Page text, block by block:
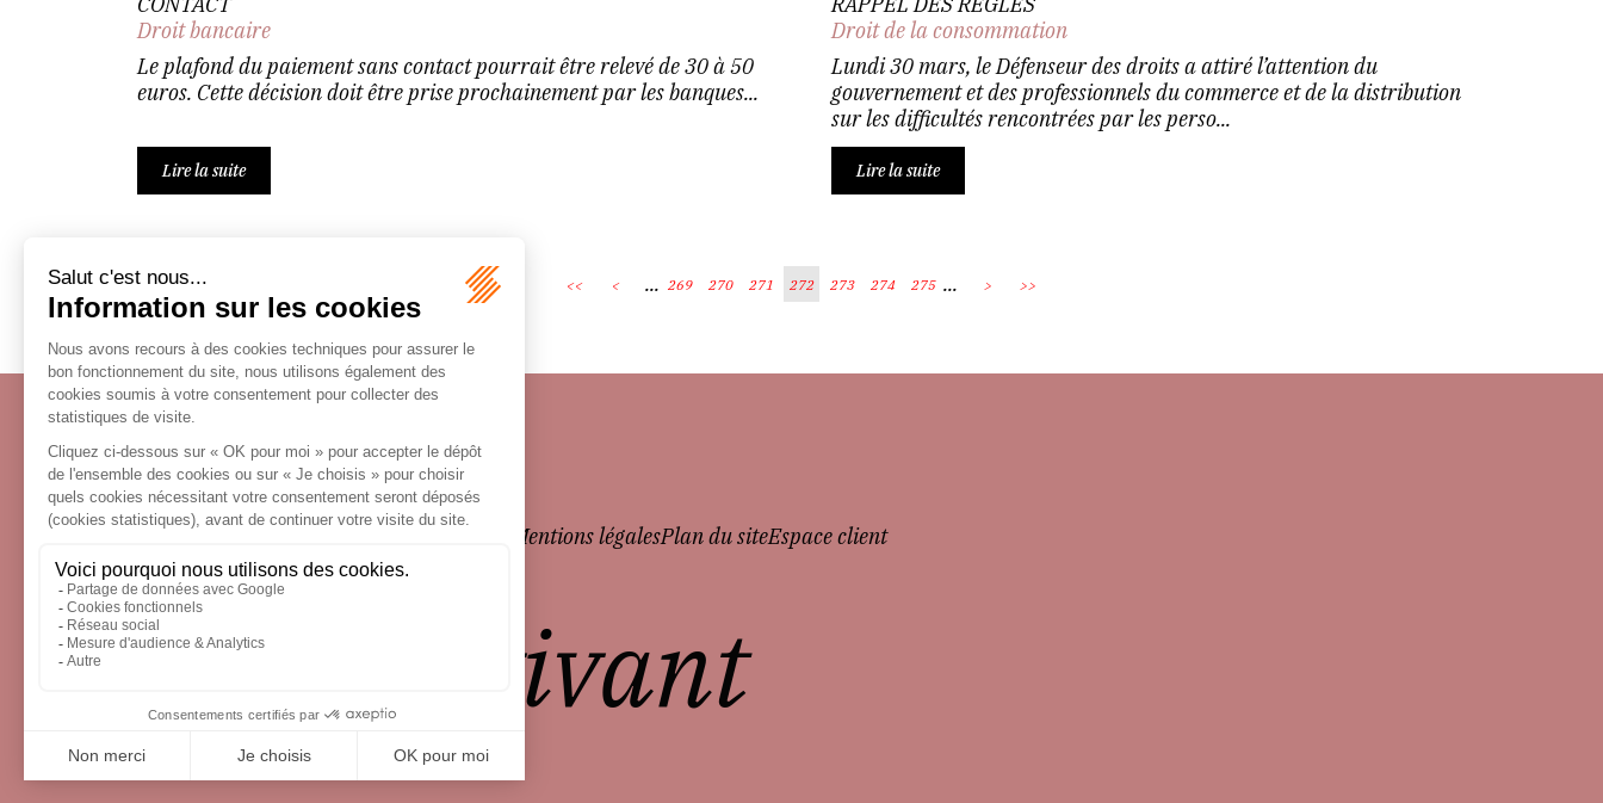
Droit bancaire
Le plafond du paiement sans contact pourrait être relevé de 30 à 50
euros. Cette décision doit être prise prochainement par les banques...
Lire la suite
Droit de la consommation
Lundi 30 mars, le Défenseur des droits a attiré l’attention du
gouvernement et des professionnels du commerce et de la distribution
sur les difficultés rencontrées par les perso...
Lire la suite
<< < ... 269 270 271 272 273 274 275 ... > >>
Écosystème Mentions légalesPlan du siteEspace client
le droit vivant